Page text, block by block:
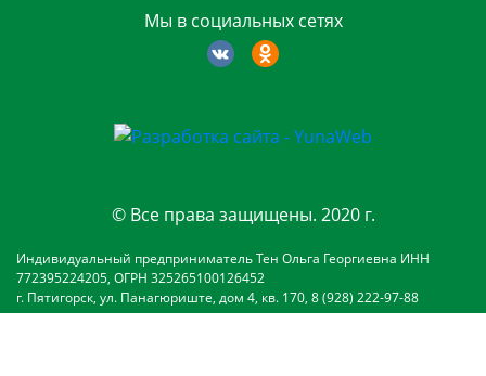
Мы в социальных сетях
© Все права защищены. 2020 г.
Индивидуальный предприниматель Тен Ольга Георгиевна ИНН
772395224205, ОГРН 325265100126452
г. Пятигорск, ул. Панагюриште, дом 4, кв. 170, 8 (928) 222-97-88